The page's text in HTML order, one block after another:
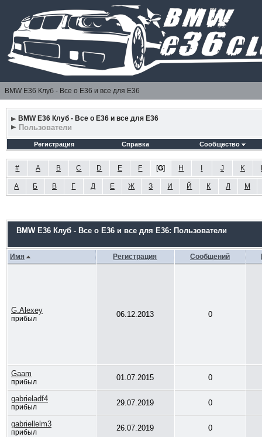
BMW E36 Клуб - Все о Е36 и все для Е36
BMW E36 Клуб - Все о Е36 и все для Е36
Пользователи
Регистрация Справка Сообщество
# A B C D E F [G] H J K
А Б В Г Д Е Ж З И Й К Л М
BMW E36 Клуб - Все о Е36 и все для Е36: Пользователи
Имя Регистрация Сообщений
G.Alexey
прибыл 06.12.2013 0
Gaam
прибыл 01.07.2015 0
gabrieladf4
прибыл 29.07.2019 0
gabriellelm3
прибыл 26.07.2019 0